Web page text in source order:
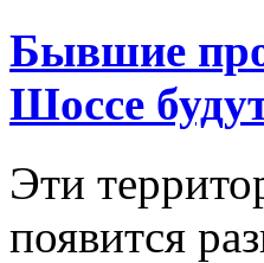
Бывшие
Шоссе
Эти
появится